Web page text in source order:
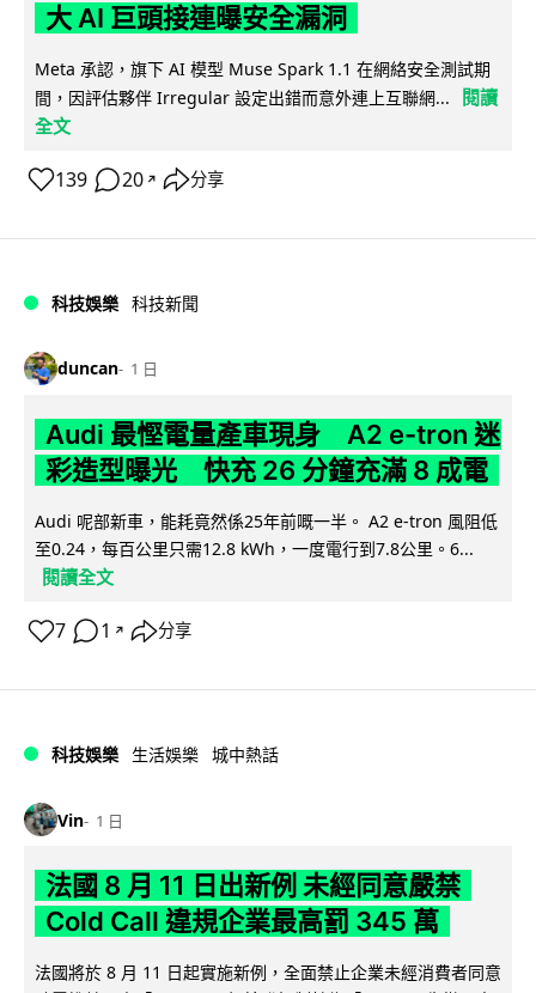
大 AI 巨頭接連曝安全漏洞
Meta 承認，旗下 AI 模型 Muse Spark 1.1 在網絡安全測試期
間，因評估夥伴 Irregular 設定出錯而意外連上互聯網...
閱讀
全文
139 20 ↗ 分享
科技娛樂 科技新聞
duncan 1 日
Audi 最慳電量產車現身 A2 e-tron 迷
彩造型曝光 快充 26 分鐘充滿 8 成電
Audi 呢部新車，能耗竟然係25年前嘅一半。 A2 e-tron 風阻低
至0.24，每百公里只需12.8 kWh，一度電行到7.8公里。6...
閱讀全文
7 1 ↗ 分享
科技娛樂 生活娛樂 城中熱話
Vin 1 日
法國 8 月 11 日出新例 未經同意嚴禁
Cold Call 違規企業最高罰 345 萬
法國將於 8 月 11 日起實施新例，全面禁止企業未經消費者同意